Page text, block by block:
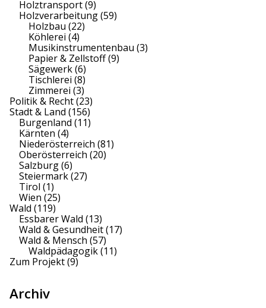
Holztransport(9)
Holzverarbeitung(59)
Holzbau (22)
Köhlerei (4)
Musikinstrumentenbau (3)
Papier & Zellstoff(9)
Sägewerk(6)
Tischlerei (8)
Zimmerei (3)
Politik & Recht(23)
Stadt & Land (156)
Burgenland (11)
Kärnten (4)
Niederösterreich (81)
Oberösterreich (20)
Salzburg(6)
Steiermark(27)
Tirol (1)
Wien (25)
Wald (119)
Essbarer Wald (13)
Wald & Gesundheit(17)
Wald & Mensch (57)
Waldpädagogik(11)
Zum Projekt(9)
Archiv